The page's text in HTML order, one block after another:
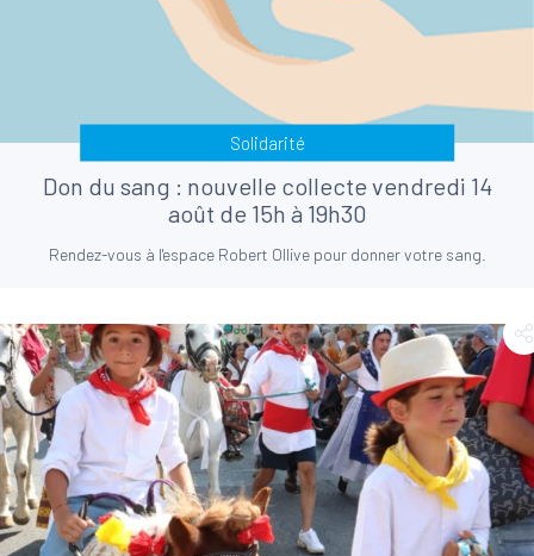
Solidarité
Don du sang : nouvelle collecte vendredi 14
août de 15h à 19h30
Rendez-vous à l'espace Robert Ollive pour donner votre sang.